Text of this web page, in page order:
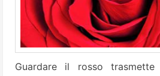
Guardare il rosso